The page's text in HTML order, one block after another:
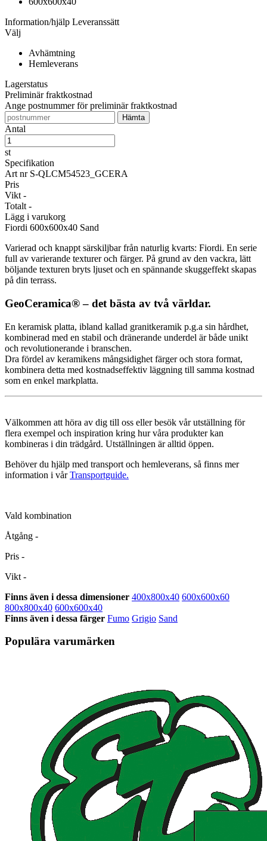
Information/hjälp Leveranssätt
Välj
Avhämtning
Hemleverans
Lagerstatus
Preliminär fraktkostnad
Ange postnummer för preliminär fraktkostnad
Antal
st
Specifikation
Art nr S-QLCM54523_GCERA
Pris
Vikt -
Totalt -
Lägg i varukorg
Fiordi 600x600x40 Sand
Varierad och knappt särskiljbar från naturlig kvarts: Fiordi. En serie
full av varierande texturer och färger. På grund av den vackra, lätt
böljande texturen bryts ljuset och en spännande skuggeffekt skapas
på din terrass.
GeoCeramica® – det bästa av två världar.
En keramisk platta, ibland kallad granitkeramik p.g.a sin hårdhet,
kombinerad med en stabil och dränerande underdel är både unikt
och revolutionerande i branschen.
Dra fördel av keramikens mångsidighet färger och stora format,
kombinera detta med kostnadseffektiv läggning till samma kostnad
som en enkel markplatta.
Välkommen att höra av dig till oss eller besök vår utställning för
flera exempel och inspiration kring hur våra produkter kan
kombineras i din trädgård. Utställningen är alltid öppen.
Behöver du hjälp med transport och hemleverans, så finns mer
information i vårTransportguide.
Vald kombination
Åtgång -
Pris -
Vikt -
Finns även i dessa dimensioner 400x800x40 600x600x60
800x800x40 600x600x40
Finns även i dessa färger Fumo Grigio Sand
Populära varumärken